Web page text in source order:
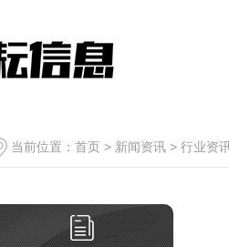
当前位置： 首页 > 新闻资讯 > 行业资